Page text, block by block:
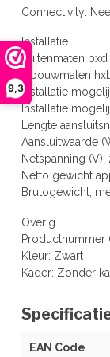
9,3
Connectivity: Nee
Installatie
Buitenmaten bxd
Inbouwmaten
Installatie
Installatie
Lengte
Aansluitwaarde
Netspanning
Netto gewicht
Brutogewicht,
Overig
Productnummer
Kleur: Zwart
Kader: Zonder
EAN Code